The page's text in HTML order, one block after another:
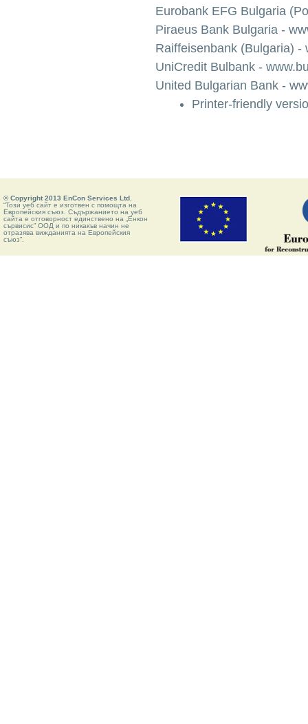
Eurobank EFG Bulgaria
Piraeus Bank Bulgaria -
Raiffeisenbank (Bulgaria) -
UniCredit Bulbank -
United Bulgarian Bank -
Printer-friendly
© Copyright 2013 EnCon Services Ltd.
“Този уеб сайт е изготвен с помощта на
Европейския съюз. Съдържанието на уеб
сайта е отговорност единствено на „Енкон
сървисис” ООД и по никакъв начин не
отразява вижданията на Европейския
съюз”.